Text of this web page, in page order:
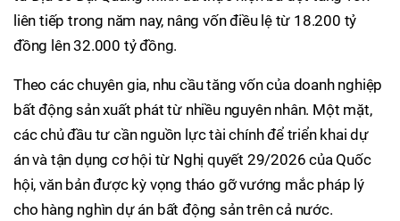
liên tiếp trong năm nay, nâng vốn điều lệ từ 18.200 tỷ
đồng lên 32.000 tỷ đồng.
Theo các chuyên gia, nhu cầu tăng vốn của doanh nghiệp
bất động sản xuất phát từ nhiều nguyên nhân. Một mặt,
các chủ đầu tư cần nguồn lực tài chính để triển khai dự
án và tận dụng cơ hội từ Nghị quyết 29/2026 của Quốc
hội, văn bản được kỳ vọng tháo gỡ vướng mắc pháp lý
cho hàng nghìn dự án bất động sản trên cả nước.